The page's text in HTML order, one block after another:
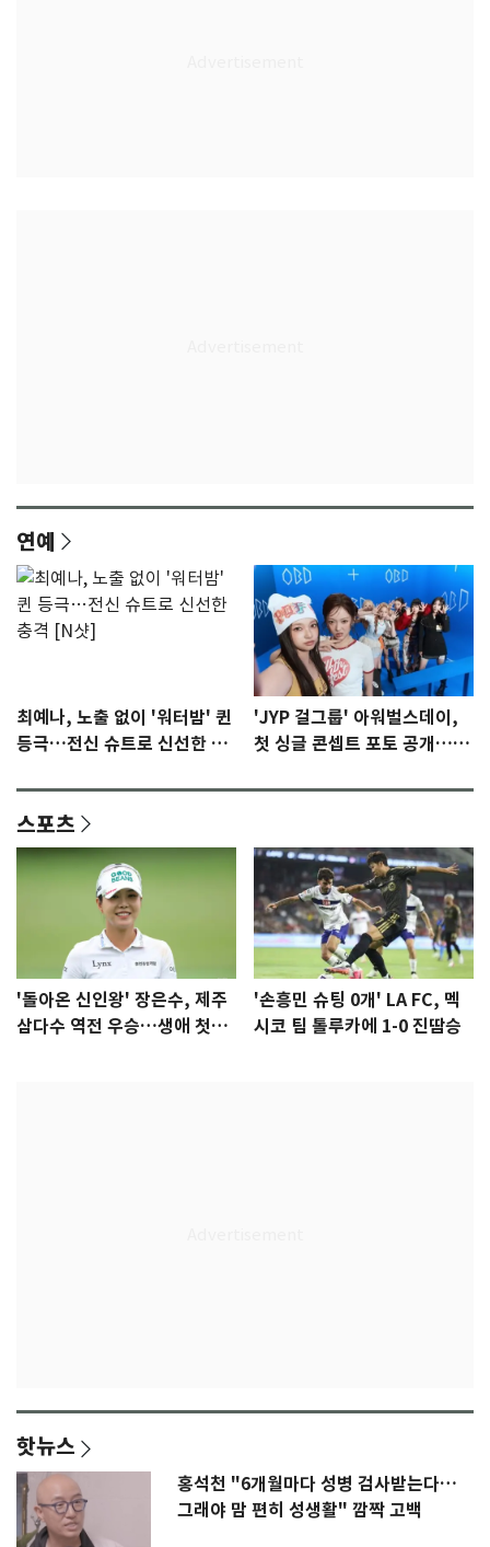
연예
최예나, 노출 없이 '워터밤' 퀸
등극…전신 슈트로 신선한 충
'JYP 걸그룹' 아워벌스데이,
첫 싱글 콘셉트 포토 공개…청
스포츠
'돌아온 신인왕' 장은수, 제주
삼다수 역전 우승…생애 첫승
'손흥민 슈팅 0개' LA FC, 멕
시코 팀 톨루카에 1-0 진땀승
핫뉴스
홍석천 "6개월마다 성병 검사받는다…
그래야 맘 편히 성생활" 깜짝 고백